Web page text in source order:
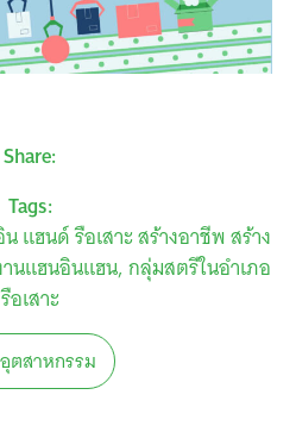
Share:
Tags:
แฮนด์ รือเสาะ สร้างอาชีพ สร้าง
านแฮนอินแฮน กลุ่มสตรีในอำเภอ
รือเสาะ
อุตสาหกรรม